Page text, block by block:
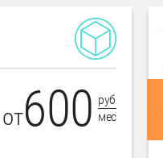
от600 руб
мес